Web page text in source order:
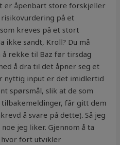
er åpenbart store forskjeller
risikovurdering på et
kreves på et stort
ikke sandt, Kroll? Du må
rekke til Baz før tirsdag
å dra til det åpner seg et
nyttig input er det imidlertid
spørsmål, slik at de som
får gitt dem
å svare på dette). Så jeg
jeg liker. Gjennom å ta
hvor fort utvikler